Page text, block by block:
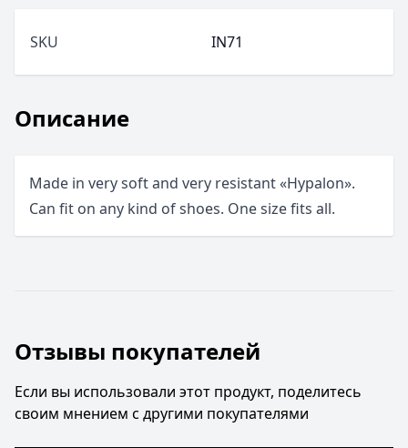
Описание
Made in very soft and very resistant «Hypalon».
Can fit on any kind of shoes. One size fits all.
SKU IN71
Отзывы покупателей
Если вы использовали этот продукт, поделитесь
своим мнением с другими покупателями